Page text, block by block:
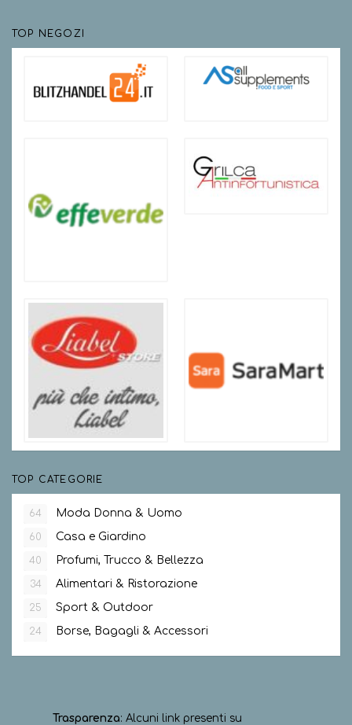
TOP NEGOZI
TOP CATEGORIE
64 Moda Donna & Uomo
60 Casa e Giardino
40 Profumi, Trucco & Bellezza
34 Alimentari & Ristorazione
25 Sport & Outdoor
24 Borse, Bagagli & Accessori
Trasparenza: Alcuni link presenti su